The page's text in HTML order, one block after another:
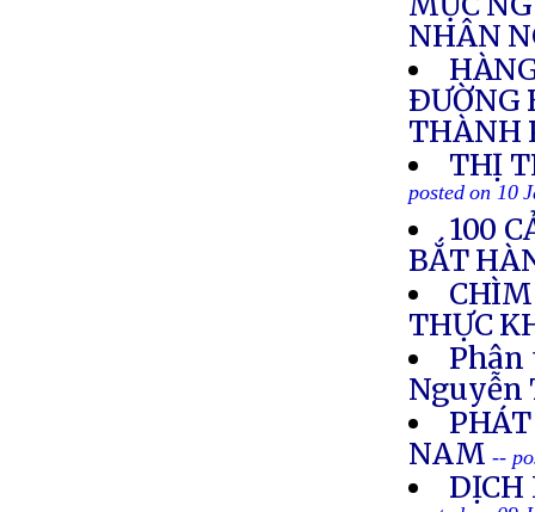
NHÂN
ÐƯỜNG
THÀNH
THỊ
posted on 10
100
BẮT
THỰC
Phân
Nguyễn
NAM--
DỊCH